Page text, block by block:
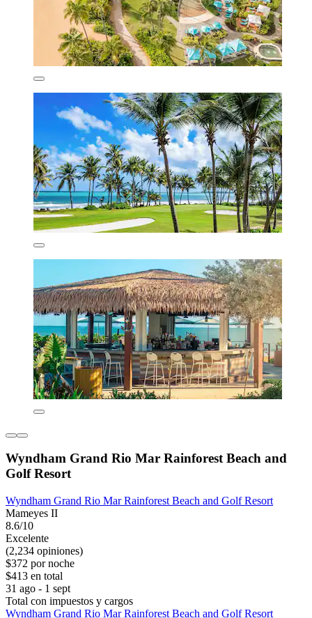
Wyndham Grand Rio Mar Rainforest Beach and
Golf Resort
Wyndham Grand Rio Mar Rainforest Beach and Golf Resort
Mameyes II
8.6/10
Excelente
(2,234 opiniones)
$372 por noche
$413 en total
31 ago - 1 sept
Total con impuestos y cargos
Wyndham Grand Rio Mar Rainforest Beach and Golf Resort